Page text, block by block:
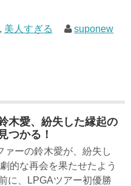
, 美人すぎる suponew
木愛、紛失した縁起の
つかる！
ァーの鈴木愛が、紛失し
的な再会を果たせたよう
、LPGAツアー初優勝